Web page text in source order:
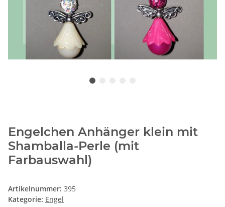
Engelchen Anhänger klein mit
Shamballa-Perle (mit
Farbauswahl)
Artikelnummer: 395
Kategorie: Engel